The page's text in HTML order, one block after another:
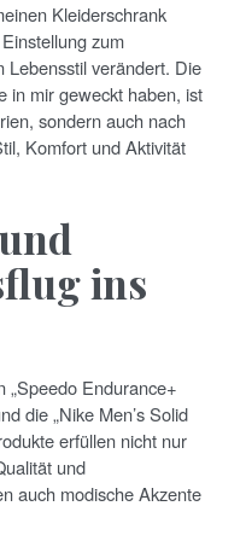
Kleiderschrank
zum
Lebensstil verändert. Die
in mir geweckt haben, ist
sondern auch nach
Komfort und Aktivität
ins
„Speedo Endurance+
die „Nike Men’s Solid
erfüllen nicht nur
und
auch modische Akzente